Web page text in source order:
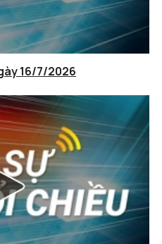
16/7/2026